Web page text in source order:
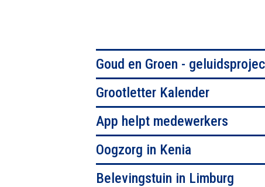
Goud en Groen -
Grootletter Kalender
App helpt medewerkers
Oogzorg in Kenia
Belevingstuin in Limburg